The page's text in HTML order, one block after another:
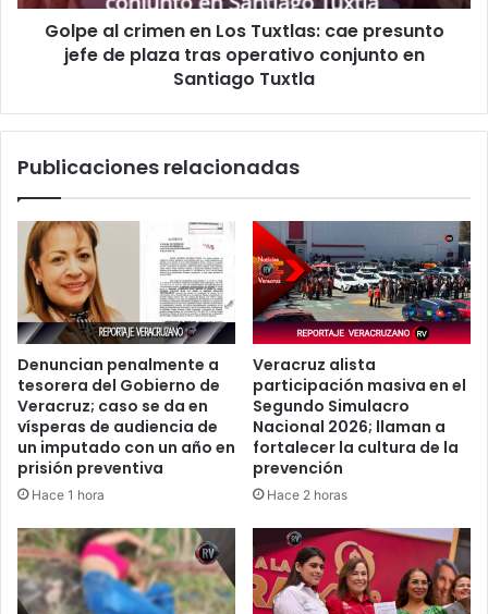
jefe
conjunto
Santiago
Golpe al crimen en Los Tuxtlas: cae presunto
jefe de plaza tras operativo conjunto en
Santiago Tuxtla
Publicaciones relacionadas
Denuncian penalmente a
tesorera del Gobierno de
Veracruz; caso se da en
vísperas de audiencia de
un imputado con un año en
prisión preventiva
Hace 1 hora
Veracruz alista
participación masiva en el
Segundo Simulacro
Nacional 2026; llaman a
fortalecer la cultura de la
prevención
Hace 2 horas